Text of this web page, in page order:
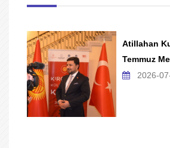
Atillahan
Temmuz
2026-